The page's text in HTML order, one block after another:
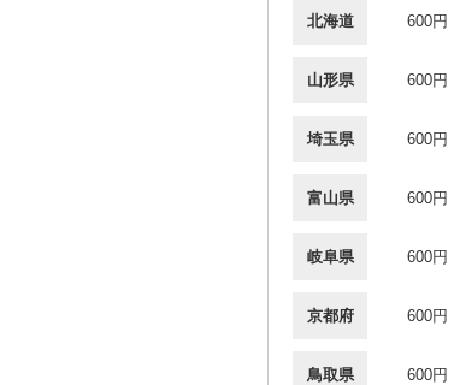
北海道 600円
山形県 600円
埼玉県 600円
富山県 600円
岐阜県 600円
京都府 600円
鳥取県 600円